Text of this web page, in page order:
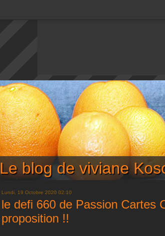
Le blog de viviane
Lundi, 19 Octobre 2020 02:10
le defi 660 de Passion Cartes
proposition !!